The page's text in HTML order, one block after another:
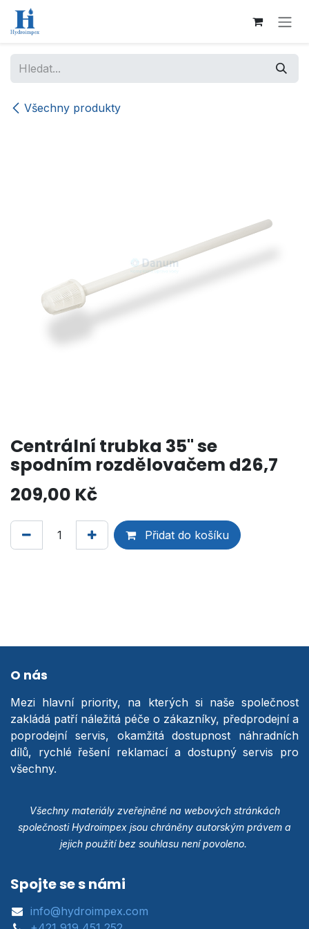
Přejít na obsah
Všechny produkty
Centrální trubka 35" se
spodním rozdělovačem d26,7
209,00 Kč
Přidat do košíku
O nás
Mezi hlavní priority, na kterých si naše společnost
zakládá patří náležitá péče o zákazníky, předprodejní a
poprodejní servis, okamžitá dostupnost náhradních
dílů, rychlé řešení reklamací a dostupný servis pro
všechny.
Všechny materiály zveřejněné na webových stránkách
společnosti Hydroimpex jsou chráněny autorským právem a
jejich použití bez souhlasu není povoleno.
Spojte se s námi
info@hydroimpex.com